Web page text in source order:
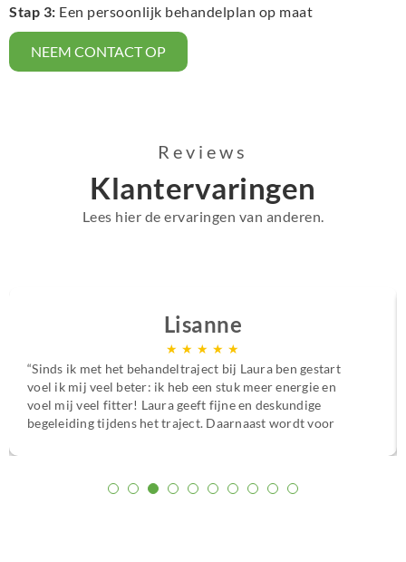
Stap 3: Een persoonlijk behandelplan op maat
NEEM CONTACT OP
Reviews
Klantervaringen
Lees hier de ervaringen van anderen.
Lisanne
★ ★ ★ ★ ★
“Sinds ik met het behandeltraject bij Laura ben gestart
voel ik mij veel beter: ik heb een stuk meer energie en
voel mij veel fitter! Laura geeft fijne en deskundige
begeleiding tijdens het traject. Daarnaast wordt voor